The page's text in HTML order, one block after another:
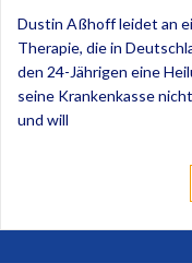
Dustin Aßhoff leidet an
Therapie, die in
den 24-Jährigen eine
seine Krankenkasse
und will